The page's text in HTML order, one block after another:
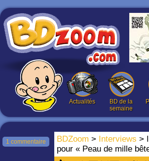
Actualités
BD de la
semaine
BDZoom > Interviews >
pour « Peau de mille
1 commentaire